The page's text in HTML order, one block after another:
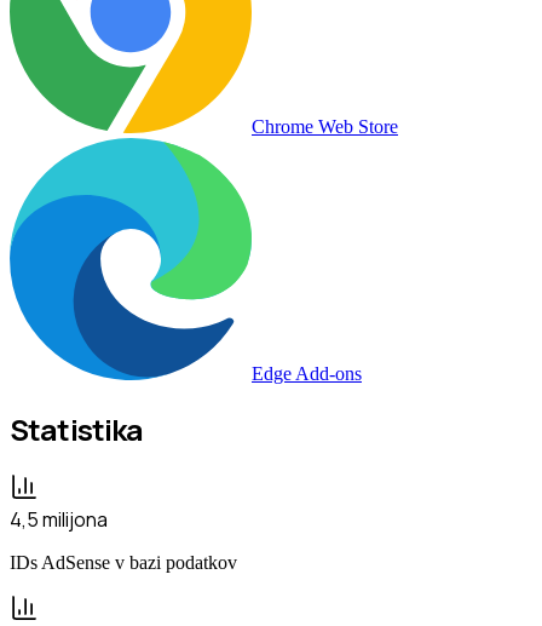
Chrome Web Store
Edge Add-ons
Statistika
4,5 milijona
IDs AdSense v bazi podatkov